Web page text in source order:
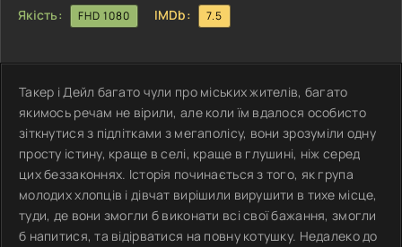
Якість:
FHD 1080 IMDb: 7.5
Такер і Дейл багато чули про міських жителів, багато
якимось речам не вірили, але коли їм вдалося особисто
зіткнутися з підлітками з мегаполісу, вони зрозуміли одну
просту істину, краще в селі, краще в глушині, ніж серед
цих беззаконнях. Історія починається з того, як група
молодих хлопців і дівчат вирішили вирушити в тихе місце,
туди, де вони змогли б виконати всі свої бажання, змогли
б напитися, та відірватися на повну котушку. Недалеко до